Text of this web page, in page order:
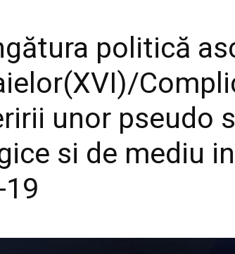
politică
unor pseudo
si de mediu